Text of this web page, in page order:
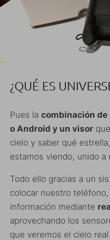
¿QUÉ ES
Pues la combinación de
o Android y un visor
cielo y saber qué
estamos viendo, unido a
Todo ello gracias a un
colocar nuestro
información mediante
aprovechando los
que veremos el cielo